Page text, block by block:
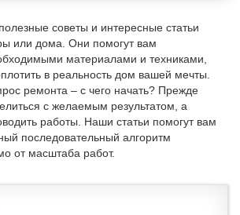
советы и интересные статьи
или дома. Они помогут вам
материалами и техниками,
в реальность дом вашей мечты.
ремонта – с чего начать? Прежде
с желаемым результатом, а
работы. Наши статьи помогут вам
последовательный алгоритм
от масштаба работ.